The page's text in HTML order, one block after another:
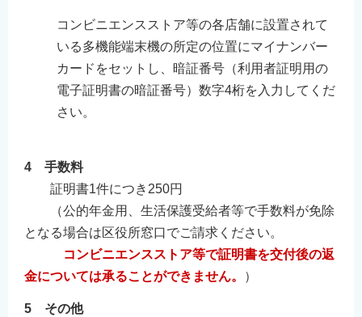
コンビニエンスストア等の各店舗に設置されて
いる多機能端末機の所定の位置にマイナンバー
カードをセットし、暗証番号（利用者証明用の
電子証明書の暗証番号）数字4桁を入力してくだ
さい。
4 手数料
証明書1件につき250円
（公的年金用、生活保護受給者等で手数料が免除
となる場合は区役所窓口でご請求ください。
コンビニエンスストア等で証明書を交付後の返
金については承ることができません。
）
5 その他